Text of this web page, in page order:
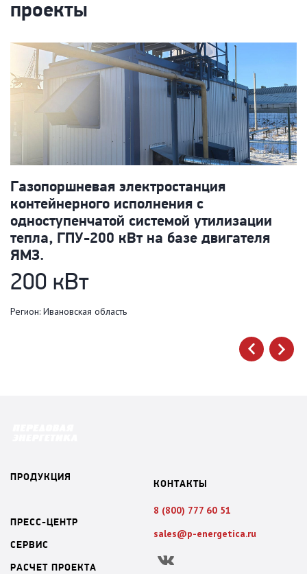
проекты
Газопоршневая электростанция
контейнерного исполнения с
одноступенчатой системой утилизации
тепла, ГПУ-200 кВт на базе двигателя
ЯМЗ.
200 кВт
Регион: Ивановская область
prev
next
ПРОДУКЦИЯ
ПРЕСС-ЦЕНТР
СЕРВИС
РАСЧЕТ ПРОЕКТА
КОНТАКТЫ
8 (800) 777 60 51
sales@p-energetica.ru